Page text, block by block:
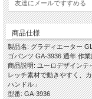
友達にメールですすめる
商品仕様
製品名: グラディエーター
ゴパンツ GA-3936 通年 作
商品説明: ユーロデザインテ
レッチ素材で動きやすく、
ハンドル」
型番: GA-3936